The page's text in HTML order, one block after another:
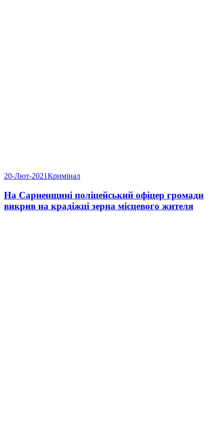
20-Лют-2021Кримінал
На Сарненщині поліцейський офіцер громади
викрив на крадіжці зерна місцевого жителя